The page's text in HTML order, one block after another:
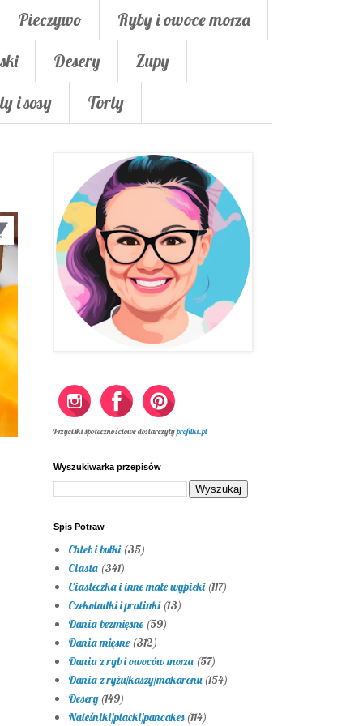
Pieczywo
Ryby i owoce morza
Desery
Zupy
i sosy
Torty
Przyciski społecznościowe dostarczyłyprofilki.pl
Wyszukiwarka przepisów
Spis Potraw
Chleb i bułki (35)
Ciasta (341)
Ciasteczka i inne małe wypieki (117)
Czekoladki i pralinki (13)
Dania bezmięsne (59)
Dania mięsne (312)
Dania z ryb i owoców morza (57)
Dania z ryżu/kaszy/makaronu (154)
Desery (149)
Naleśniki/placki/pancakes (114)